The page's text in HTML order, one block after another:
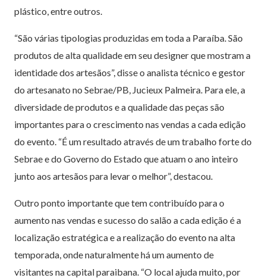
plástico, entre outros.
“São várias tipologias produzidas em toda a Paraíba. São
produtos de alta qualidade em seu designer que mostram a
identidade dos artesãos”, disse o analista técnico e gestor
do artesanato no Sebrae/PB, Jucieux Palmeira. Para ele, a
diversidade de produtos e a qualidade das peças são
importantes para o crescimento nas vendas a cada edição
do evento. “É um resultado através de um trabalho forte do
Sebrae e do Governo do Estado que atuam o ano inteiro
junto aos artesãos para levar o melhor”, destacou.
Outro ponto importante que tem contribuído para o
aumento nas vendas e sucesso do salão a cada edição é a
localização estratégica e a realização do evento na alta
temporada, onde naturalmente há um aumento de
visitantes na capital paraibana. “O local ajuda muito, por